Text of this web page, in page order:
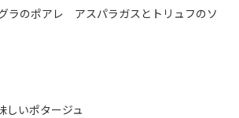
ラのポアレ アスパラガスとトリュフのソ
しいポタージュ